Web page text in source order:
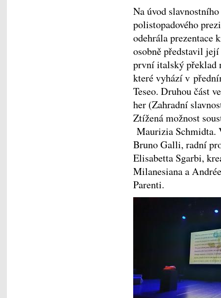
Na úvod
polistopadového
odehrála prezentace
osobně představil
první italský překlad
které vyhází v
Teseo. Druhou část
her (Zahradní
Ztížená možnost
Maurizia Schmidta.
Bruno Galli, radní
Elisabetta Sgarbi,
Milanesiana a
Parenti.